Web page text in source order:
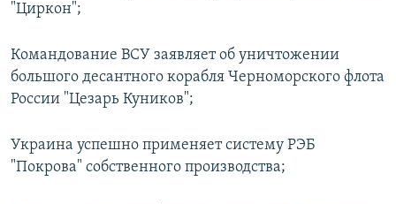
"Циркон";
Командование ВСУ заявляет об уничтожении
большого десантного корабля Черноморского флота
России "Цезарь Куников";
Украина успешно применяет систему РЭБ
"Покрова" собственного производства;